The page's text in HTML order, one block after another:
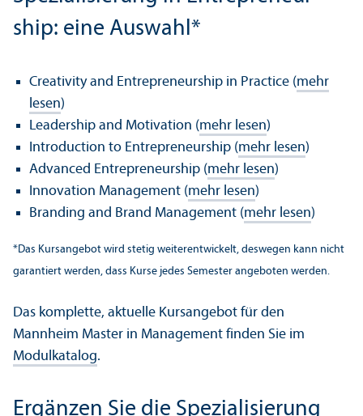
ship: eine Auswahl*
Creativity and Entrepreneur­ship in Practice (mehr
lesen)
Leader­ship and Motivation (mehr lesen)
Introduction to Entrepreneur­ship (mehr lesen)
Advanced Entrepreneur­ship (mehr lesen)
Innovation Management (mehr lesen)
Branding and Brand Management (mehr lesen)
*Das Kursangebot wird stetig weiterentwickelt, deswegen kann nicht
garanti­ert werden, dass Kurse jedes Semester angeboten werden.
Das komplette, aktuelle Kursangebot für den
Mannheim Master in Management finden Sie im
Modulkatalog.
Ergänzen Sie die Spezialisierung